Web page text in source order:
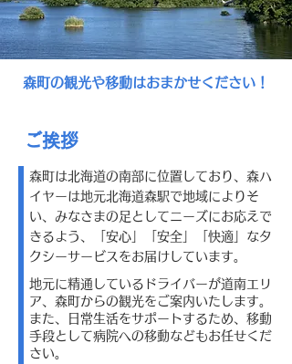
森町の観光や移動はおまかせください！
ご挨拶
森町は北海道の南部に位置しており、森ハ
イヤーは地元北海道森駅で地域によりそ
い、みなさまの足としてニーズにお応えで
きるよう、「安心」「安全」「快適」なタ
クシーサービスをお届けしています。
地元に精通しているドライバーが道南エリ
ア、森町からの観光をご案内いたします。
また、日常生活をサポートするため、移動
手段として病院への移動などもお任せくだ
さい。